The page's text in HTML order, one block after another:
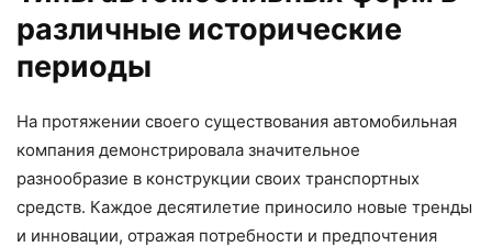
различные исторические
периоды
На протяжении своего существования автомобильная
компания демонстрировала значительное
разнообразие в конструкции своих транспортных
средств. Каждое десятилетие приносило новые тренды
и инновации, отражая потребности и предпочтения